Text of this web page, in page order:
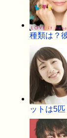
種類は？
ットは5